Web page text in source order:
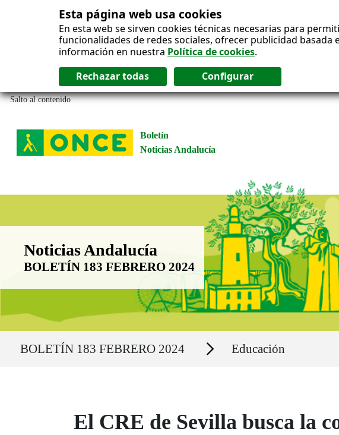
Esta página web usa cookies
En esta web se sirven cookies técnicas necesarias para
funcionalidades de redes sociales, ofrecer publicidad
información en nuestra Política de cookies.
Salto al contenido
Boletín
Noticias Andalucía
Boletín Noticias Andalucía
Noticias Andalucía
BOLETÍN 183 FEBRERO 2024
BOLETÍN 183 FEBRERO 2024 Secciones Educación
El CRE de Sevilla busca la